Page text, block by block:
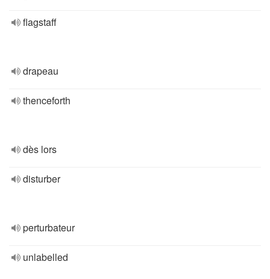
flagstaff
drapeau
thenceforth
dès lors
disturber
perturbateur
unlabelled